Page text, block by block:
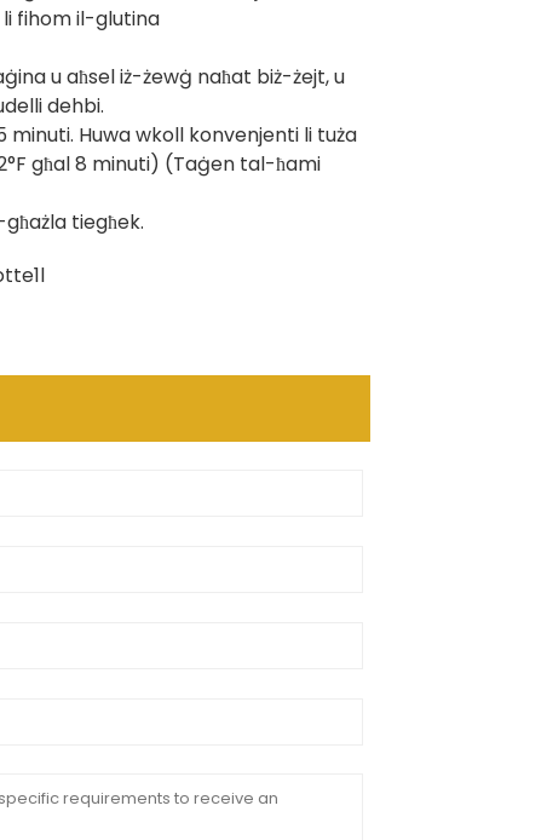
fihom il-glutina
u aħsel iż-żewġ naħat biż-żejt, u
dehbi.
Huwa wkoll konvenjenti li tuża
għal 8 minuti) (Taġen tal-ħami
tiegħek.